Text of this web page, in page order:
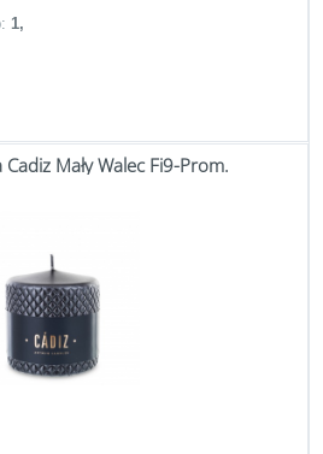
1,
Cadiz Mały Walec Fi9-Prom.